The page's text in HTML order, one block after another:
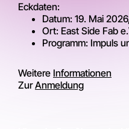
Eckdaten:
Datum: 19. Mai
Ort: East Side Fab
Programm: Impuls
Weitere Informationen
ZurAnmeldung